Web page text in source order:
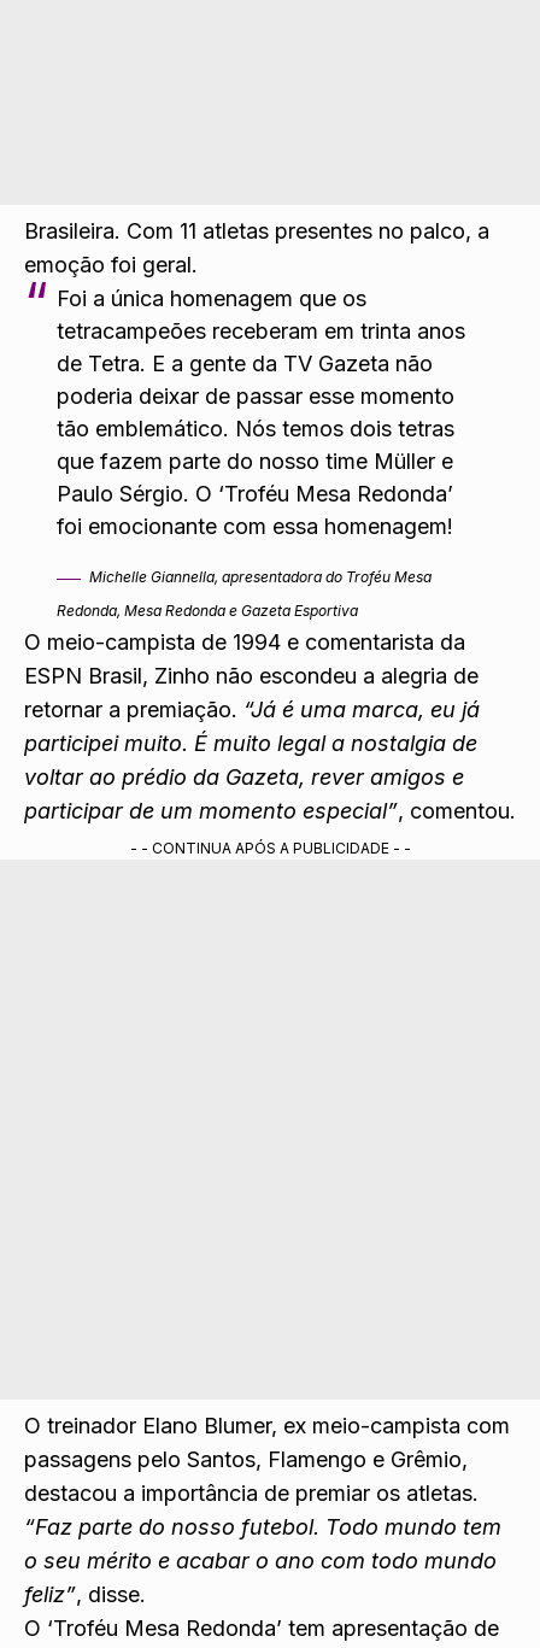
Brasileira. Com 11 atletas presentes no palco, a
emoção foi geral.
Foi a única homenagem que os
tetracampeões receberam em trinta anos
de Tetra. E a gente da TV Gazeta não
poderia deixar de passar esse momento
tão emblemático. Nós temos dois tetras
que fazem parte do nosso time Müller e
Paulo Sérgio. O ‘Troféu Mesa Redonda’
foi emocionante com essa homenagem!
Michelle Giannella, apresentadora do Troféu Mesa
Redonda, Mesa Redonda e Gazeta Esportiva
O meio-campista de 1994 e comentarista da
ESPN Brasil, Zinho não escondeu a alegria de
retornar a premiação. “Já é uma marca, eu já
participei muito. É muito legal a nostalgia de
voltar ao prédio da Gazeta, rever amigos e
participar de um momento especial”, comentou.
- - CONTINUA APÓS A PUBLICIDADE - -
O treinador Elano Blumer, ex meio-campista com
passagens pelo Santos, Flamengo e Grêmio,
destacou a importância de premiar os atletas.
“Faz parte do nosso futebol. Todo mundo tem
o seu mérito e acabar o ano com todo mundo
feliz”, disse.
O ‘Troféu Mesa Redonda’ tem apresentação de